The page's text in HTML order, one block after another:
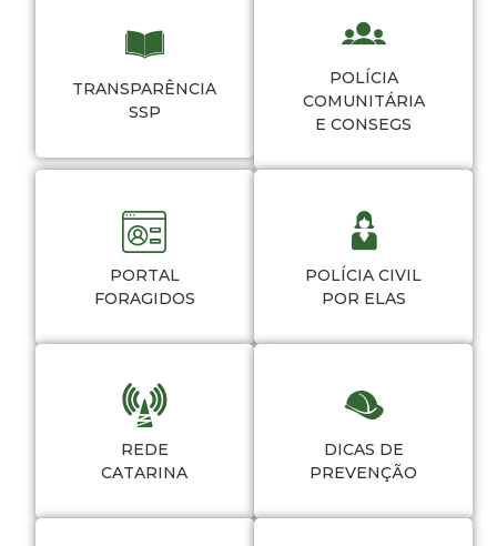
TRANSPARÊNCIA
SSP
POLÍCIA
COMUNITÁRIA
E CONSEGS
PORTAL
FORAGIDOS
POLÍCIA CIVIL
POR ELAS
REDE
CATARINA
DICAS DE
PREVENÇÃO